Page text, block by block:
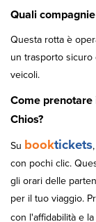
Quali
Questa rotta è
un trasporto
veicoli.
Come
Chios?
Su booktickets
con pochi clic.
gli orari delle
per il tuo viaggio.
con l'affidabilità e